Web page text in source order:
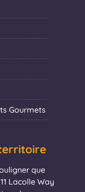
Gourmets
que
Lacolle Way